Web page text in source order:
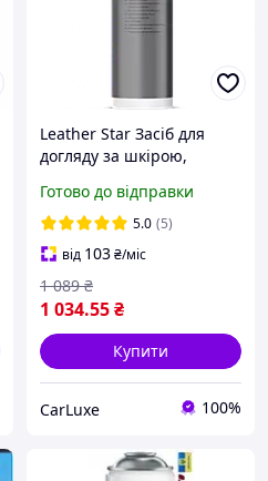
Leather Star Засіб для
догляду за шкірою,
шкіряними виробами
Koch Chemie Ls Original, 1
л
Готово до відправки
5.0 (5)
від 103₴/міс
1 034.55₴
1 089 ₴
Купити
CarLuxe 100%